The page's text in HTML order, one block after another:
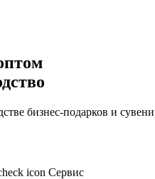
бизнес-подарков и
Сервис